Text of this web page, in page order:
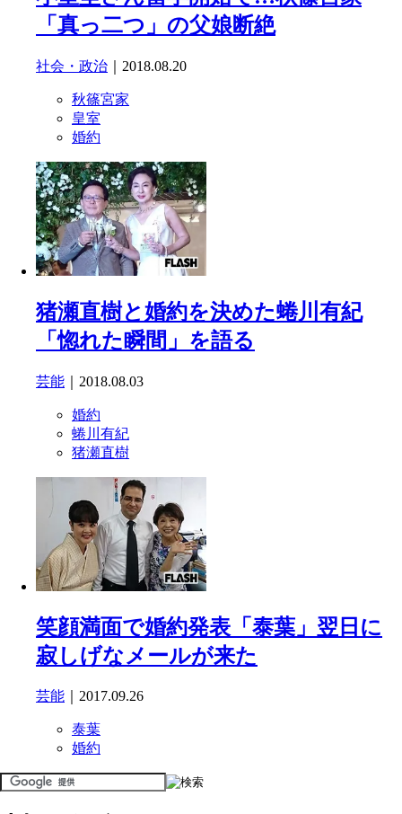
「真っ二つ」の父娘断絶
社会・政治 ｜2018.08.20
秋篠宮家
皇室
婚約
猪瀬直樹と婚約を決めた蜷川有紀
「惚れた瞬間」を語る
芸能 ｜2018.08.03
婚約
蜷川有紀
猪瀬直樹
笑顔満面で婚約発表「泰葉」翌日に
寂しげなメールが来た
芸能 ｜2017.09.26
泰葉
婚約